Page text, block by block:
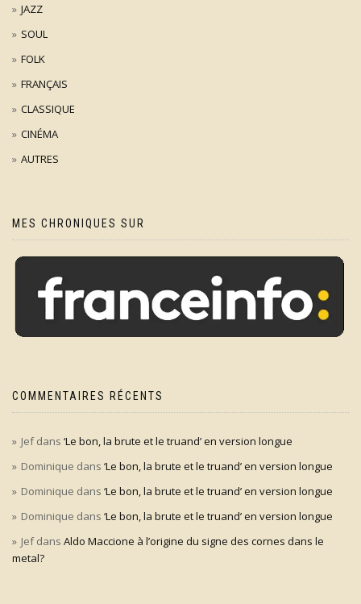
JAZZ
SOUL
FOLK
FRANÇAIS
CLASSIQUE
CINÉMA
AUTRES
MES CHRONIQUES SUR
COMMENTAIRES RÉCENTS
Jefdans ‘Le bon, la brute et le truand’ en version longue
Dominique dans ‘Le bon, la brute et le truand’ en version longue
Dominique dans ‘Le bon, la brute et le truand’ en version longue
Dominique dans ‘Le bon, la brute et le truand’ en version longue
Jefdans Aldo Maccione à l’origine du signe des cornes dans le
metal?